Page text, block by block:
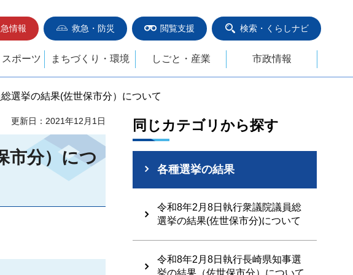
情報
救急・防災 閲覧支援 検索・くらしナビ
ポーツ まちづくり・環境 しごと・産業 市政情報
選挙の結果(佐世保市分）について
更新日：2021年12月1日
市分）につ
同じカテゴリから探す
各種選挙の結果
令和8年2月8日執行衆議院議員総
選挙の結果(佐世保市分)について
令和8年2月8日執行長崎県知事選